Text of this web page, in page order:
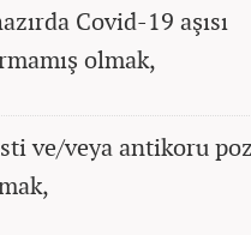
Covid-19 aşısı
olmak,
ve/veya antikoru